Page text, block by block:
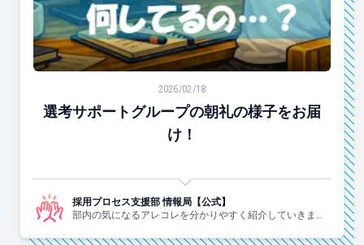
2026/02/18
選考サポートグループの朝礼の様子をお届
け！
採用プロセス支援部 情報局【公式】
部内の気になるアレコレを分かりやすく紹介していきま